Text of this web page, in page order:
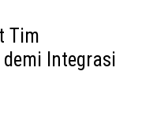
Tim
Integrasi